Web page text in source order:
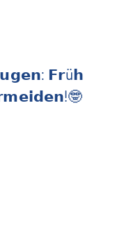
𝗙𝗿ü𝗵